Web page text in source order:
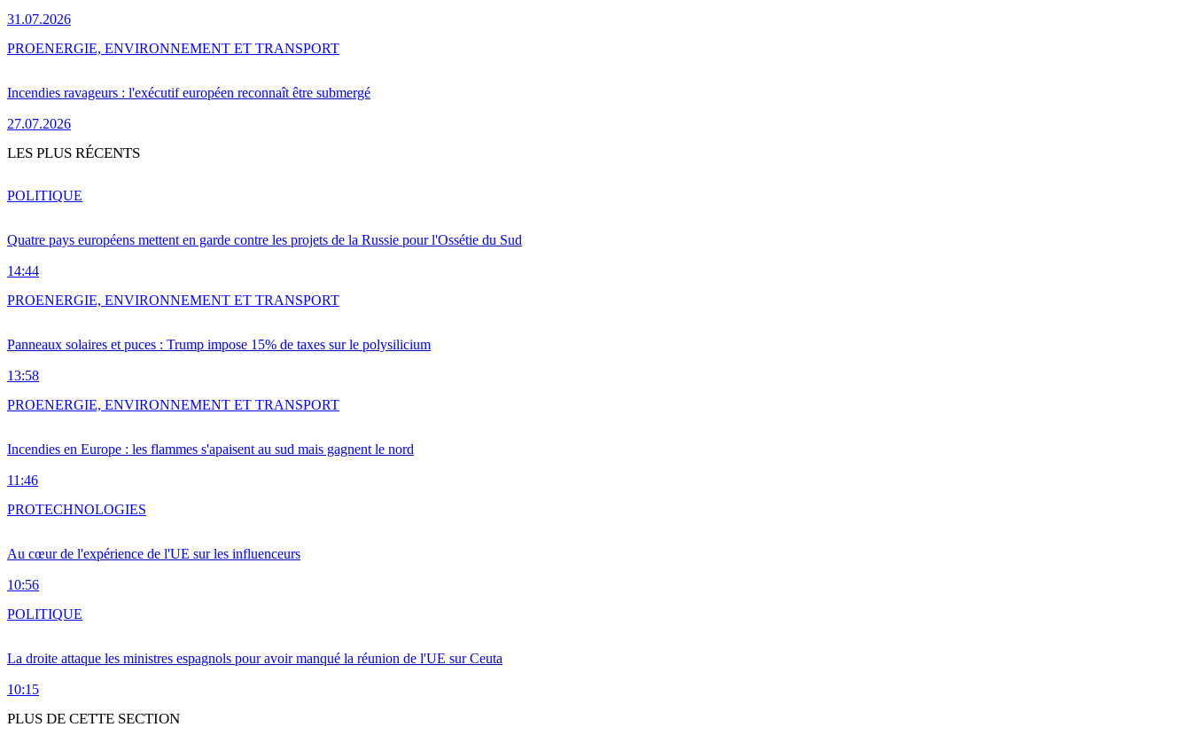
31.07.2026
Incendies ravageurs : l'exécutif européen reconnaît être submergé
27.07.2026
PROENERGIE, ENVIRONNEMENT ET TRANSPORT
LES PLUS RÉCENTS
Quatre pays européens mettent en garde contre les projets de la Russie pour l'Ossétie du Sud
14:44
POLITIQUE
Panneaux solaires et puces : Trump impose 15% de taxes sur le polysilicium
13:58
PROENERGIE, ENVIRONNEMENT ET TRANSPORT
Incendies en Europe : les flammes s'apaisent au sud mais gagnent le nord
11:46
PROENERGIE, ENVIRONNEMENT ET TRANSPORT
Au cœur de l'expérience de l'UE sur les influenceurs
10:56
PROTECHNOLOGIES
La droite attaque les ministres espagnols pour avoir manqué la réunion de l'UE sur Ceuta
10:15
POLITIQUE
PLUS DE CETTE SECTION